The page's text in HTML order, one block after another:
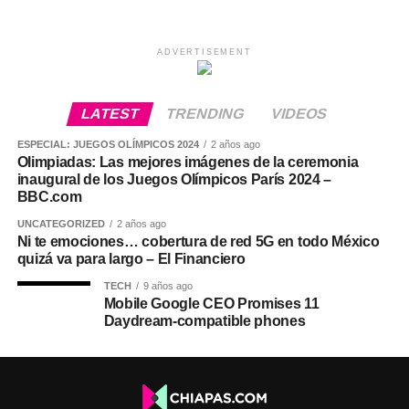
ADVERTISEMENT
LATEST TRENDING VIDEOS
ESPECIAL: JUEGOS OLÍMPICOS 2024 2 años ago
Olimpiadas: Las mejores imágenes de la ceremonia
inaugural de los Juegos Olímpicos París 2024 –
BBC.com
UNCATEGORIZED 2 años ago
Ni te emociones… cobertura de red 5G en todo México
quizá va para largo – El Financiero
TECH 9 años ago
Mobile Google CEO Promises 11
Daydream-compatible phones